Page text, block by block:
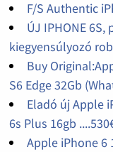
F/S Authentic
ÚJ IPHONE 6S,
kiegyensúlyozó
Buy
S6 Edge 32Gb
Eladó új Apple
6s Plus 16gb
Apple iPhone 6